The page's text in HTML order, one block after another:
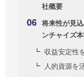
社概要
将来性が見
ンチャイズ
収益安定性
人的資源を